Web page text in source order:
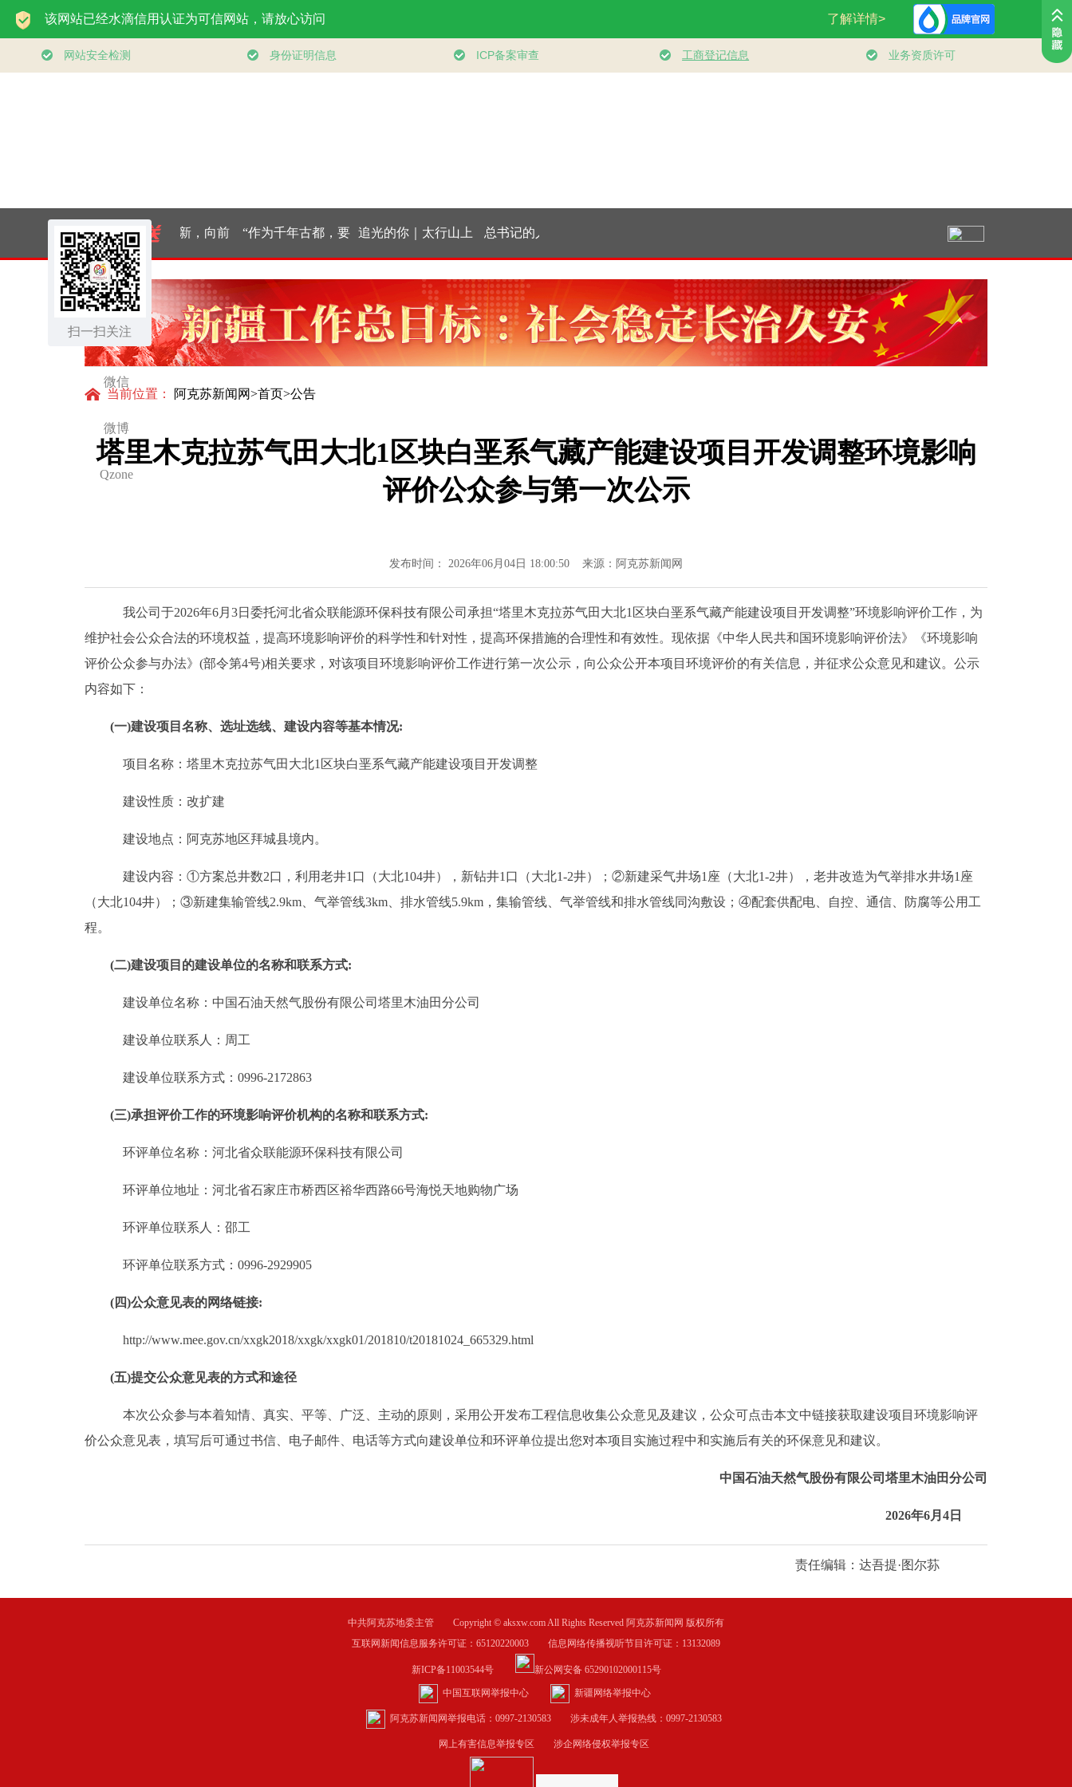
扫一扫关注
微信
微博
Qzone
新局｜消费市
场开局起势
经纬线·向新，向前 “作为千年古都，要
把传统和现代有机融
合在一起”
追光的你｜太行山上
新愚公
总书记的人民情怀
｜“扎扎实实建设现
代化产业体系”
报”，看“十五五”稳健
开局
实干挑大梁
当前位置： 阿克苏新闻网>首页>公告
塔里木克拉苏气田大北1区块白垩系气藏产能建设项目开发调整环境影响
评价公众参与第一次公示
发布时间： 2026年06月04日 18:00:50 来源：阿克苏新闻网
我公司于2026年6月 3日委托河北省众联能源环保科技有限公司承担“塔里木克拉苏气田大北1区块白垩系气藏产能建设项目开发调整”环境影响评价工作，为
维护社会公众合法的环境权益，提高环境影响评价的科学性和针对性，提高环保措施的合理性和有效性。现依据《中华人民共和国环境影响评价法》《环境影响
评价公众参与办法》 (部令第4号)相关要求，对该项目环境影响评价工作进行第一次公示，向公众公开本项目环境评价的有关信息，并征求公众意见和建议。公示
内容如下：
(一)建设项目名称、选址选线、建设内容等基本情况:
项目名称： 塔里木克拉苏气田大北1区块白垩系气藏产能建设项目开发调整
建设性质：改扩建
建设地点： 阿克苏地区拜城县境内。
建设内容： ①方案总井数2口，利用老井1口（大北104井），新钻井1口（大北1-2井）；②新建采气井场1座（大北1-2井），老井改造为气举排水井场1座
（大北104井）；③新建集输管线2.9km、气举管线3km、排水管线5.9km，集输管线、气举管线和排水管线同沟敷设；④配套供配电、自控、通信、防腐等公用工
程。
(二)建设项目的建设单位的名称和联系方式:
建设单位名称： 中国石油天然气股份有限公司塔里木油田分公司
建设单位联系人： 周 工
建设单位联系方式： 0996-2172863
(三)承担评价工作的环境影响评价机构的名称和联系方式:
环评单位名称：河北省众联能源环保科技有限公司
环评单位地址：河北省石家庄市桥西区裕华西路66号海悦天地购物广场
环评单位联系人： 邵工
环评单位联系方式： 0996-2929905
(四)公众意见表的网络链接:
http://www.mee.gov.cn/xxgk2018/xxgk/xxgk01/201810/t20181024_665329.html
(五)提交公众意见表的方式和途径
本次公众参与本着知情、真实、平等、广泛、主动的原则，采用公开发布工程信息收集公众意见及建议，公众可点击本文中链接获取建设项目环境影响评
价公众意见表，填写后可通过书信、电子邮件、电话等方式向建设单位和环评单位提出您对本项目实施过程中和实施后有关的环保意见和建议。
中国石油天然气股份有限公司塔里木油田分公司
2026年6月 4 日
责任编辑：达吾提·图尔荪
中共阿克苏地委主管 Copyright © aksxw.com All Rights Reserved 阿克苏新闻网 版权所有
互联网新闻信息服务许可证：65120220003 信息网络传播视听节目许可证：13132089
新ICP备11003544号 新公网安备 65290102000115号
中国互联网举报中心 新疆网络举报中心
阿克苏新闻网举报电话：0997-2130583 涉未成年人举报热线：0997-2130583
网上有害信息举报专区 涉企网络侵权举报专区